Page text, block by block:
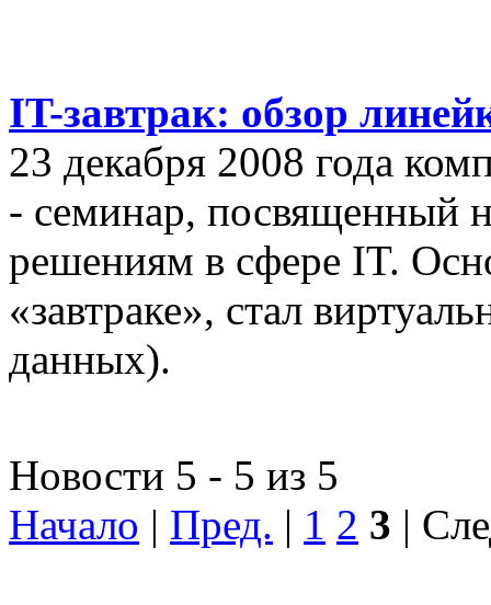
IT-завтрак: обзор
23 декабря 2008 года
- семинар, посвященный
решениям в сфере IT.
«завтраке», стал
данных).
Новости 5 - 5 из 5
Начало | Пред. | 1 2 3 |